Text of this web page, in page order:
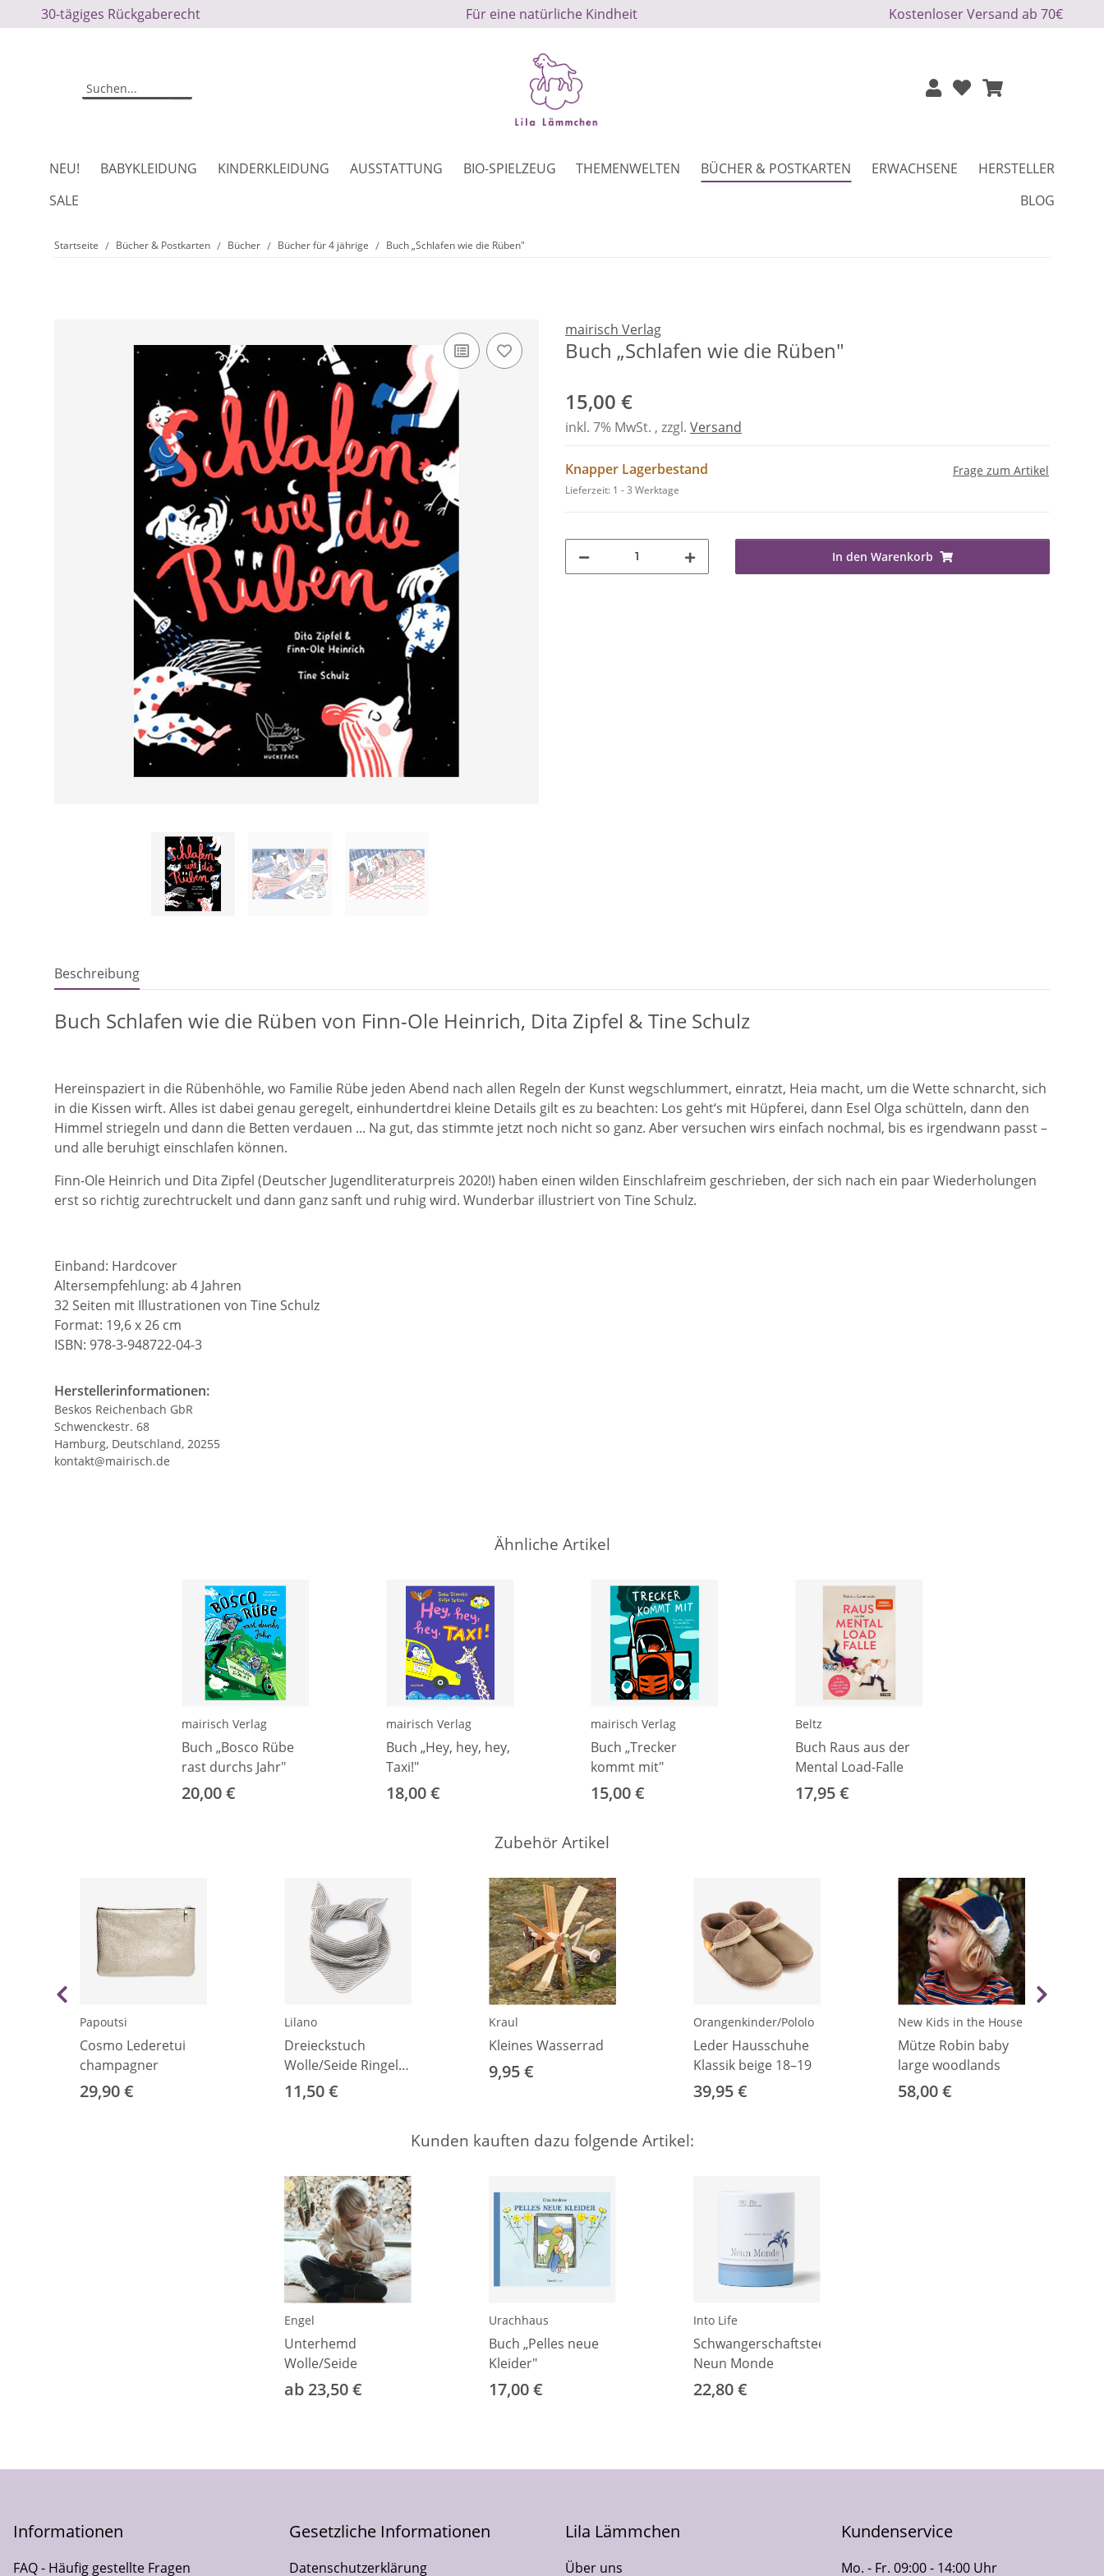
30-tägiges Rückgaberecht Für eine natürliche Kindheit Kostenloser Versand ab 70€
NEU! BABYKLEIDUNG KINDERKLEIDUNG AUSSTATTUNG BIO-SPIELZEUG THEMENWELTEN BÜCHER & POSTKARTEN ERWACHSENE
HERSTELLER
SALE
BLOG
Startseite Bücher & Postkarten Bücher Bücher für 4 jährige Buch „Schlafen wie die Rüben"
mairisch Verlag
Buch „Schlafen wie die Rüben"
15,00 €
inkl. 7% MwSt. , zzgl. Versand
Knapper Lagerbestand
Lieferzeit: 1 - 3 Werktage
Frage zum Artikel
In den Warenkorb
Beschreibung
Buch Schlafen wie die Rüben von Finn-Ole Heinrich, Dita Zipfel & Tine Schulz
Hereinspaziert in die Rübenhöhle, wo Familie Rübe jeden Abend nach allen Regeln der Kunst wegschlummert, einratzt, Heia macht, um die Wette schnarcht, sich
in die Kissen wirft. Alles ist dabei genau geregelt, einhundertdrei kleine Details gilt es zu beachten: Los geht‘s mit Hüpferei, dann Esel Olga schütteln, dann den
Himmel striegeln und dann die Betten verdauen ... Na gut, das stimmte jetzt noch nicht so ganz. Aber versuchen wirs einfach nochmal, bis es irgendwann passt –
und alle beruhigt einschlafen können.
Finn-Ole Heinrich und Dita Zipfel (Deutscher Jugendliteraturpreis 2020!) haben einen wilden Einschlafreim geschrieben, der sich nach ein paar Wiederholungen
erst so richtig zurechtruckelt und dann ganz sanft und ruhig wird. Wunderbar illustriert von Tine Schulz.
Einband: Hardcover
Altersempfehlung: ab 4 Jahren
32 Seiten mit Illustrationen von Tine Schulz
Format: 19,6 x 26 cm
ISBN: 978-3-948722-04-3
Herstellerinformationen:
Beskos Reichenbach GbR
Schwenckestr. 68
Hamburg, Deutschland, 20255
kontakt@mairisch.de
Ähnliche Artikel
mairisch Verlag
Buch „Bosco Rübe
rast durchs Jahr"
20,00 €
mairisch Verlag
Buch „Hey, hey, hey,
Taxi!"
18,00 €
mairisch Verlag
Buch „Trecker
kommt mit"
15,00 €
Beltz
Buch Raus aus der
Mental Load-Falle
17,95 €
Zubehör Artikel
Papoutsi
Cosmo Lederetui
champagner
29,90 €
Lilano
Dreieckstuch
Wolle/Seide Ringel
hellgrau
11,50 €
Kraul
Kleines Wasserrad
9,95 €
Orangenkinder/Pololo
Leder Hausschuhe
Klassik beige 18–19
39,95 €
New Kids in the House
Mütze Robin baby
large woodlands
58,00 €
Kunden kauften dazu folgende Artikel:
Engel
Unterhemd
Wolle/Seide
ab 23,50 €
Urachhaus
Buch „Pelles neue
Kleider"
17,00 €
Into Life
Schwangerschaftstee
Neun Monde
22,80 €
Informationen
FAQ - Häufig gestellte Fragen
Gesetzliche Informationen
Datenschutzerklärung
Lila Lämmchen
Über uns
Kundenservice
Mo. - Fr. 09:00 - 14:00 Uhr